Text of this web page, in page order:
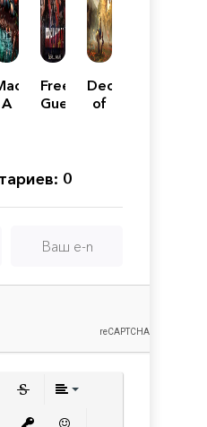
A
Freeman:
Guerrilla
Decay
of
0